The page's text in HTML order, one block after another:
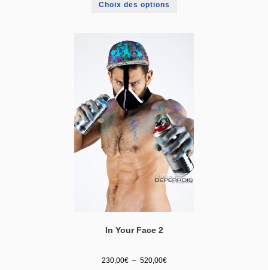
Choix des options
In Your Face 2
230,00€ – 520,00€